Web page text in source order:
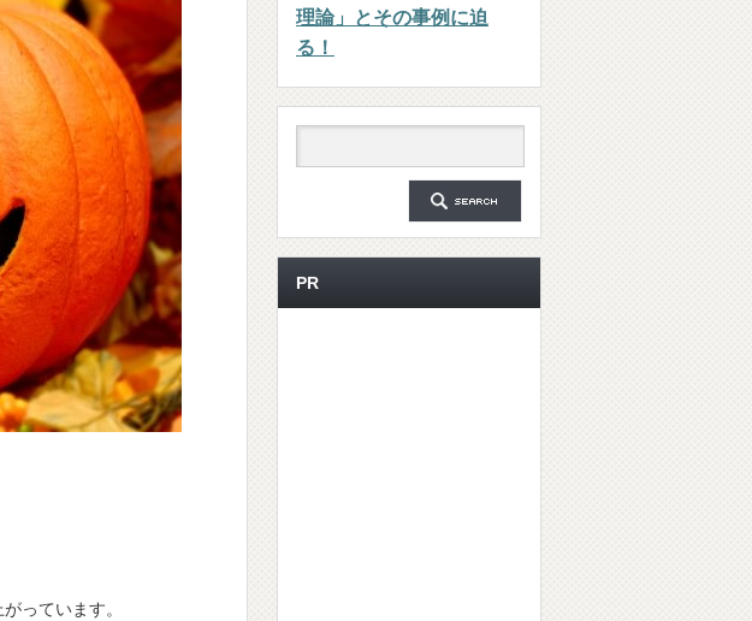
っています。
理論」とその事例に迫
る！
PR